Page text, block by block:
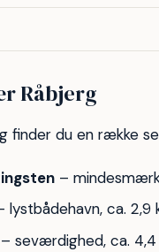
Råbjerg
finder du en række
–
lystbådehavn, ca. 2,9
seværdighed, ca. 4,4